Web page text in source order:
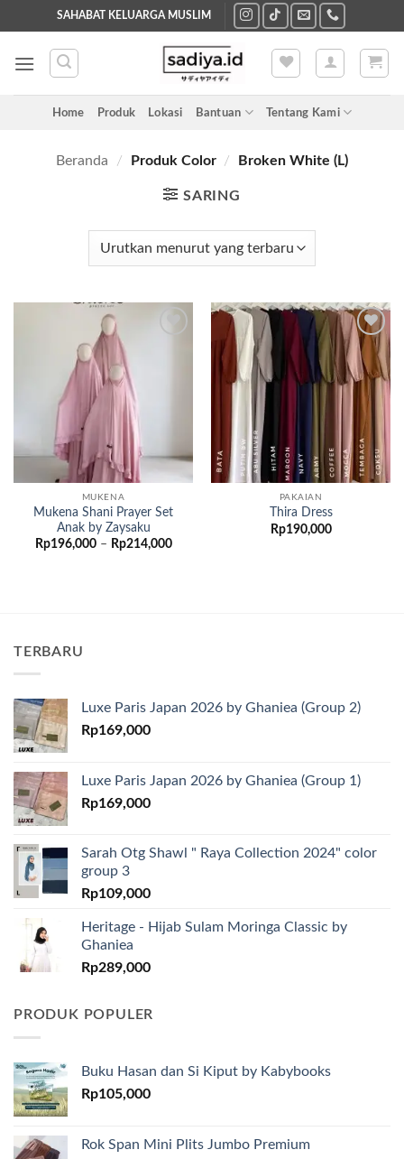
to
content
SAHABAT KELUARGA MUSLIM
Home Produk Lokasi Bantuan Tentang Kami
Beranda / Produk Color / Broken White (L)
SARING
MUKENA
Mukena Shani Prayer Set
Anak by Zaysaku
Rp196,000 – Rp214,000Rentang
Add to
wishlist
PAKAIAN
Thira Dress
Rp190,000
TERBARU
Luxe Paris Japan 2026 by Ghaniea (Group 2)
Rp169,000
Luxe Paris Japan 2026 by Ghaniea (Group 1)
Rp169,000
Sarah Otg Shawl " Raya Collection 2024" color
group 3
Rp109,000
Heritage - Hijab Sulam Moringa Classic by
Ghaniea
Rp289,000
PRODUK POPULER
Buku Hasan dan Si Kiput by Kabybooks
Rp105,000
Rok Span Mini Plits Jumbo Premium